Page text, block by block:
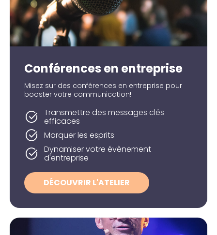
Conférences en entreprise
Misez sur des conférences en entreprise pour
booster votre communication!
Transmettre des messages clés
efficaces
Marquer les esprits
Dynamiser votre évènement
d'entreprise
DÉCOUVRIR L'ATELIER